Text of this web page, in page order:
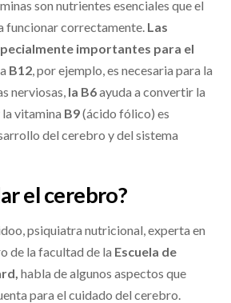
son nutrientes esenciales que el
funcionar correctamente. Las
importantes para el
B12, por ejemplo, es necesaria para la
nerviosas, la B6ayuda a convertir la
la vitamina B9(ácido fólico) es
del cerebro y del sistema
elcerebro?
psiquiatra nutricional, experta en
de la facultad de la Escuela de
habla de algunos aspectos que
para el cuidado del cerebro.